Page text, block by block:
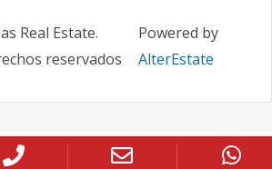
Real Estate.
reservados
Powered by
AlterEstate